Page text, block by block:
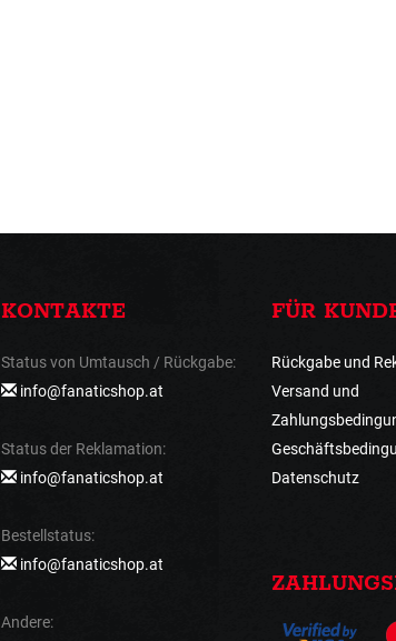
KONTAKTE
Status von Umtausch / Rückgabe:
info@fanaticshop.at
Status der Reklamation:
info@fanaticshop.at
Bestellstatus:
info@fanaticshop.at
Andere:
FÜR
Rückgabe und
Versand und
Datenschutz